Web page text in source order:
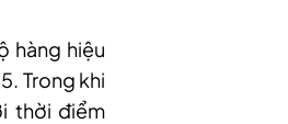
hàng hiệu
Trong khi
thời điểm